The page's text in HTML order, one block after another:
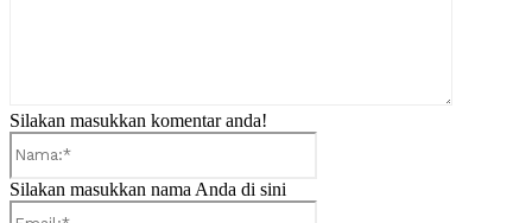
Silakan masukkan komentar anda!
Silakan masukkan nama Anda di sini